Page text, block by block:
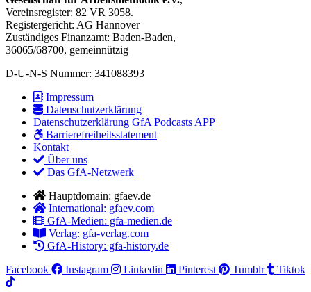
Vereinsregister: 82 VR 3058.
Registergericht: AG Hannover
Zuständiges Finanzamt: Baden-Baden,
36065/68700, gemeinnützig
D-U-N-S Nummer: 341088393
Impressum
Datenschutzerklärung
Datenschutzerklärung GfA Podcasts APP
Barrierefreiheitsstatement
Kontakt
Über uns
Das GfA-Netzwerk
Hauptdomain: gfaev.de
International: gfaev.com
GfA-Medien: gfa-medien.de
Verlag: gfa-verlag.com
GfA-History: gfa-history.de
Facebook
Instagram Linkedin Pinterest Tumblr Tiktok